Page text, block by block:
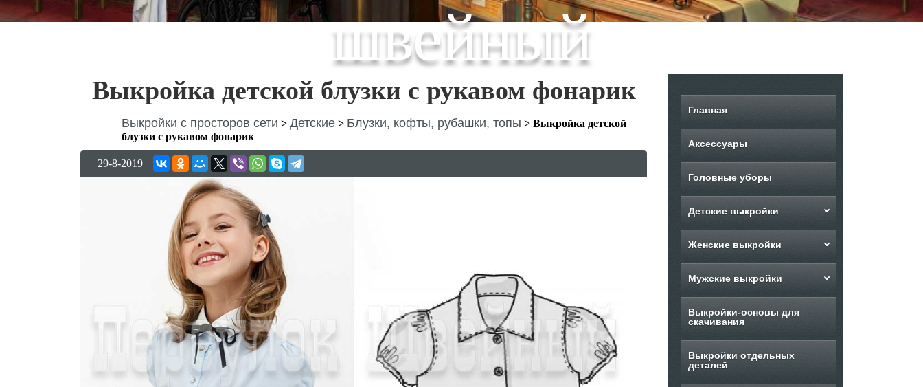
швейный
Выкройка детской блузки с рукавом фонарик
Выкройки с просторов сети > Детские > Блузки, кофты, рубашки, топы > Выкройка детской
блузки с рукавом фонарик
29-8-2019
Главная
Аксессуары
Головные уборы
Детские выкройки
Женские выкройки
Мужские выкройки
Выкройки-основы для
скачивания
Выкройки отдельных
деталей